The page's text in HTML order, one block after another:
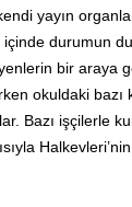
yayın
durumun
bir araya
okuldaki bazı
Bazı işçilerle